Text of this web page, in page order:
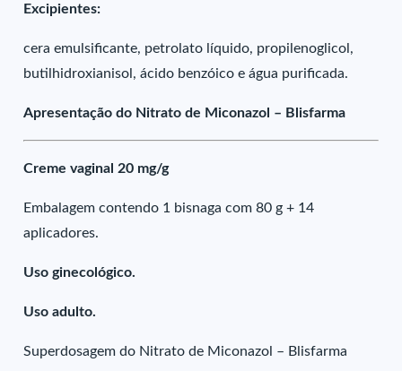
Excipientes:
cera emulsificante, petrolato líquido, propilenoglicol,
butilhidroxianisol, ácido benzóico e água purificada.
Apresentação do Nitrato de Miconazol – Blisfarma
Creme vaginal 20 mg/g
Embalagem contendo 1 bisnaga com 80 g + 14
aplicadores.
Uso ginecológico.
Uso adulto.
Superdosagem do Nitrato de Miconazol – Blisfarma